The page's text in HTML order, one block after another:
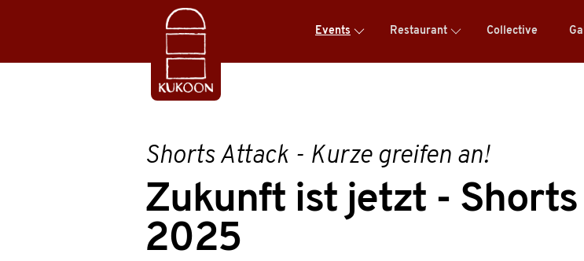
Events Restaurant Collective
Shorts Attack - Kurze greifen an!
Zukunft ist jetzt -
2025